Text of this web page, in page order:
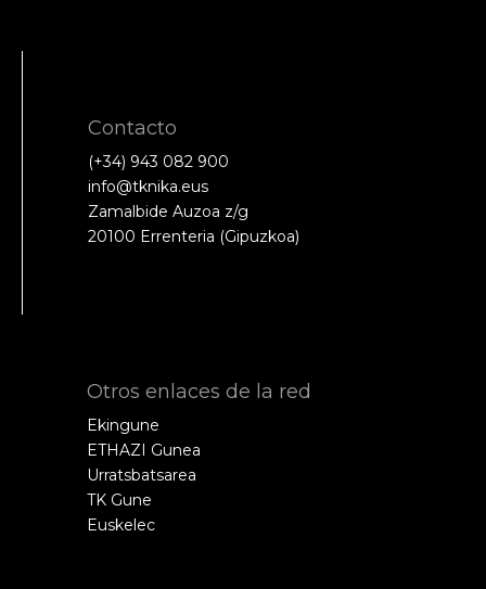
Contacto
(+34) 943 082 900
info@tknika.eus
Zamalbide Auzoa z/g
20100 Errenteria (Gipuzkoa)
Otros enlaces de la red
Ekingune
ETHAZI Gunea
Urratsbatsarea
TK Gune
Euskelec